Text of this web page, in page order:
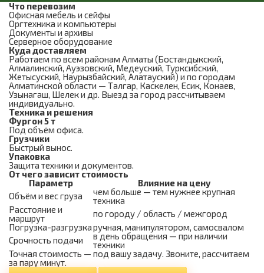
Что перевозим
Офисная мебель и сейфы
Оргтехника и компьютеры
Документы и архивы
Серверное оборудование
Куда доставляем
Работаем по всем районам Алматы (Бостандыкский,
Алмалинский, Ауэзовский, Медеуский, Турксибский,
Жетысуский, Наурызбайский, Алатауский) и по городам
Алматинской области — Талгар, Каскелен, Есик, Конаев,
Узынагаш, Шелек и др. Выезд за город рассчитываем
индивидуально.
Техника и решения
Фургон 5 т
Под объём офиса.
Грузчики
Быстрый вынос.
Упаковка
Защита техники и документов.
От чего зависит стоимость
Параметр
Влияние на цену
Объём и вес груза
чем больше — тем нужнее крупная
техника
Расстояние и
маршрут
по городу / область / межгород
Погрузка-разгрузкаручная, манипулятором, самосвалом
Срочность подачи
в день обращения — при наличии
техники
Точная стоимость — под вашу задачу. Звоните, рассчитаем
за пару минут.